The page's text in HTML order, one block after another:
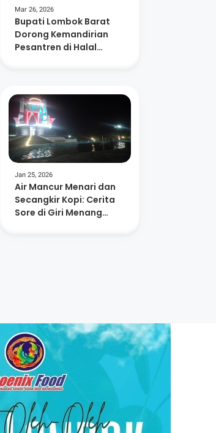
Mar 26, 2026
Bupati Lombok Barat
Dorong Kemandirian
Pesantren di Halal
Jan 25, 2026
Air Mancur Menari dan
Secangkir Kopi: Cerita
Sore di Giri Menang